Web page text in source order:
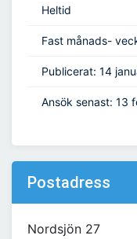
Heltid
Fast månads-
Publicerat: 14
Ansök senast: 13
Postadress
Nordsjön 27